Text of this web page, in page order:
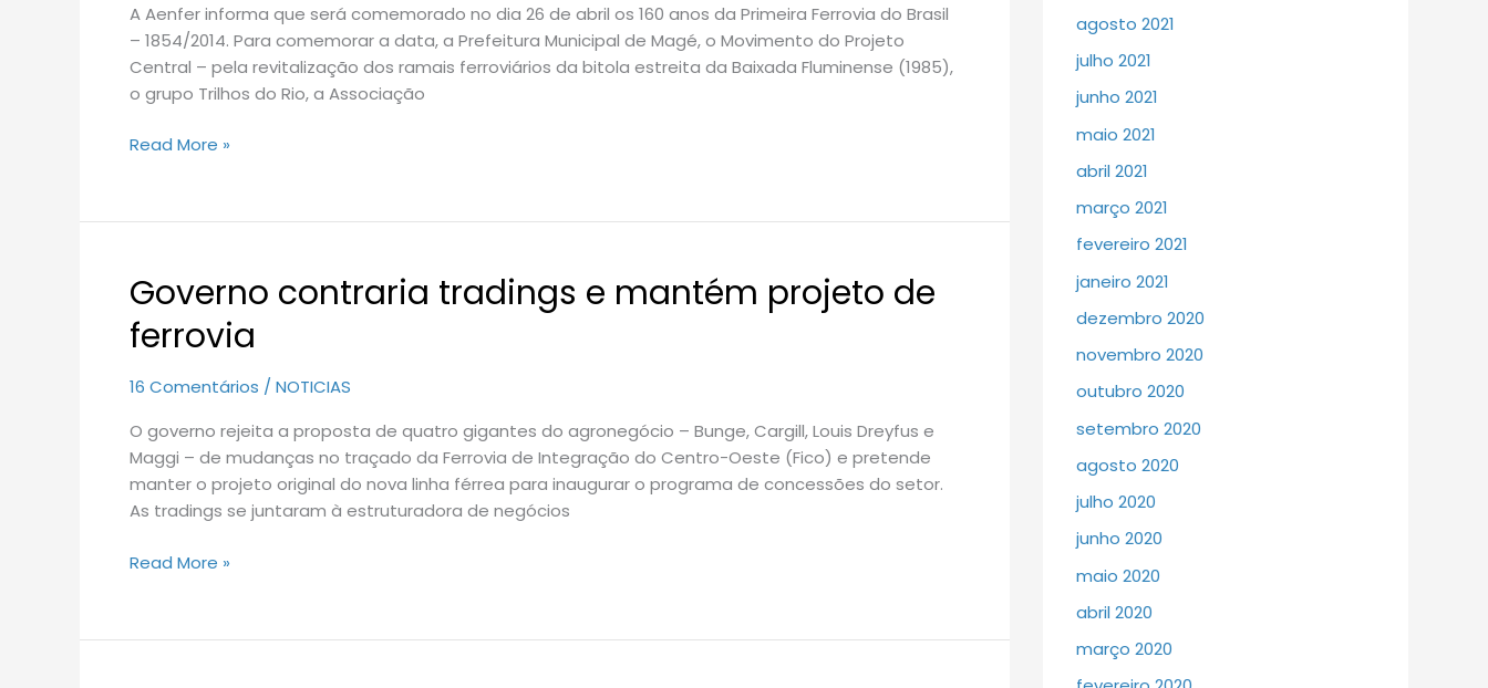
A Aenfer informa que será comemorado no dia 26 de abril os 160 anos da Primeira Ferrovia do Brasil
– 1854/2014. Para comemorar a data, a Prefeitura Municipal de Magé, o Movimento do Projeto
Central – pela revitalização dos ramais ferroviários da bitola estreita da Baixada Fluminense (1985),
o grupo Trilhos do Rio, a Associação
de
Ferrovia
no
Brasil
Read More »
Governo contraria tradings e mantém projeto de
ferrovia
16 Comentários / NOTICIAS
O governo rejeita a proposta de quatro gigantes do agronegócio – Bunge, Cargill, Louis Dreyfus e
Maggi – de mudanças no traçado da Ferrovia de Integração do Centro-Oeste (Fico) e pretende
manter o projeto original do nova linha férrea para inaugurar o programa de concessões do setor.
As tradings se juntaram à estruturadora de negócios
Governo
contraria
tradings
mantém
de
ferrovia
Read More »
agosto 2021
julho 2021
junho 2021
maio 2021
abril 2021
março 2021
fevereiro 2021
janeiro 2021
dezembro 2020
novembro 2020
outubro 2020
setembro 2020
agosto 2020
julho 2020
junho 2020
maio 2020
abril 2020
março 2020